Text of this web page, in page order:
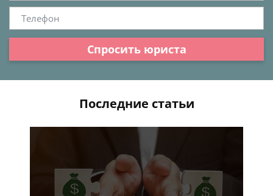
Спросить юриста
Последние статьи